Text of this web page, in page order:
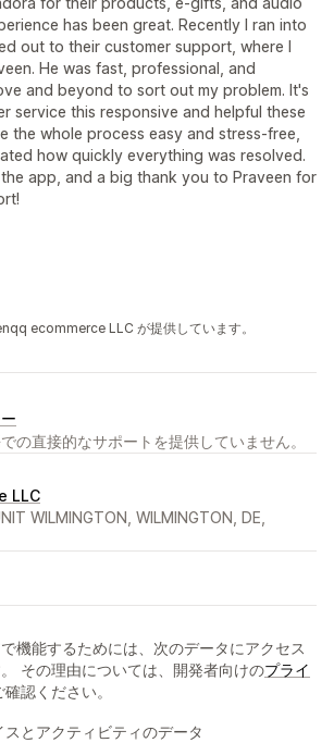
has been great. Recently I ran into
out to their customer support, where I
He was fast, professional, and
and beyond to sort out my problem. It's
service this responsive and helpful these
the whole process easy and stress-free,
how quickly everything was resolved.
app, and a big thank you to Praveen for
ecommerce LLC が提供しています。
の直接的なサポートを提供していません。
LLC
WILMINGTON, WILMINGTON, DE,
機能するためには、次のデータにアクセス
その理由については、開発者向けのプライ
確認ください。
とアクティビティのデータ